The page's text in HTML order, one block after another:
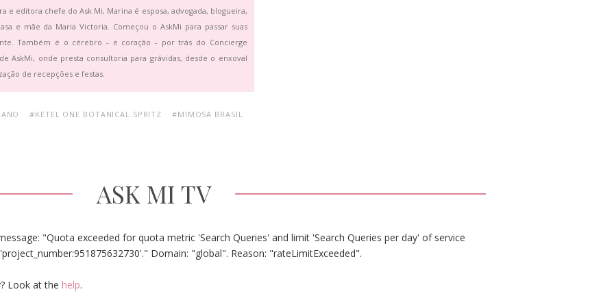
e editora chefe do Ask Mi, Marina é esposa, advogada, blogueira,
e mãe da Maria Victoria. Começou o AskMi para passar suas
Também é o cérebro - e coração - por trás do Concierge
AskMi, onde presta consultoria para grávidas, desde o enxoval
de recepções e festas.
#KETEL ONE BOTANICAL SPRITZ #MIMOSA BRASIL
ASK MI TV
"Quota exceeded for quota metric 'Search Queries' and limit 'Search Queries per day' of service
Domain: "global". Reason: "rateLimitExceeded".
Look at the help.